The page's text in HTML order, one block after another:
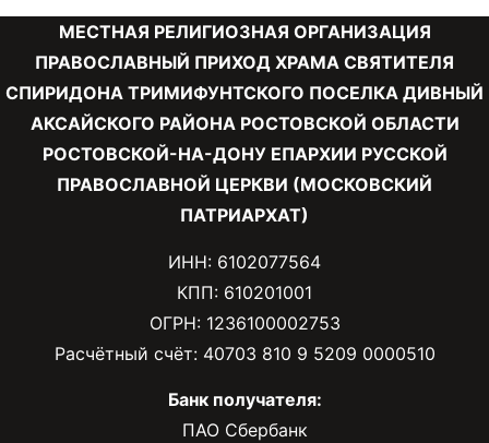
МЕСТНАЯ РЕЛИГИОЗНАЯ ОРГАНИЗАЦИЯ
ПРАВОСЛАВНЫЙ ПРИХОД ХРАМА СВЯТИТЕЛЯ
СПИРИДОНА ТРИМИФУНТСКОГО ПОСЕЛКА ДИВНЫЙ
АКСАЙСКОГО РАЙОНА РОСТОВСКОЙ ОБЛАСТИ
РОСТОВСКОЙ-НА-ДОНУ ЕПАРХИИ РУССКОЙ
ПРАВОСЛАВНОЙ ЦЕРКВИ (МОСКОВСКИЙ
ПАТРИАРХАТ)
ИНН: 6102077564
КПП: 610201001
ОГРН: 1236100002753
Расчётный счёт: 40703 810 9 5209 0000510
Банк получателя:
ПАО Сбербанк